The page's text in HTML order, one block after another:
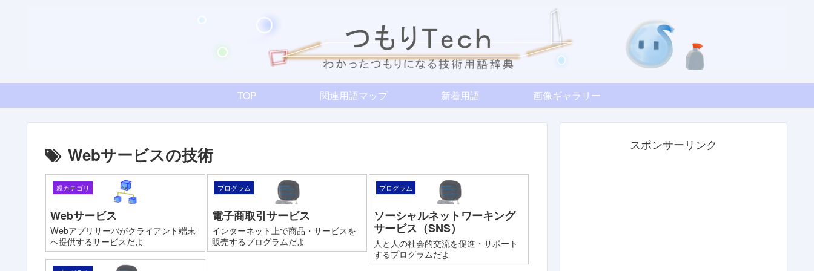
TOP 関連用語マップ 新着用語 画像ギャラリー
Webサービスの技術
親カテゴリ
Webサービス
Webアプリサーバがクライアント端末
へ提供するサービスだよ
プログラム
電子商取引サービス
インターネット上で商品・サービスを
販売するプログラムだよ
プログラム
ソーシャルネットワーキング
サービス（SNS）
人と人の社会的交流を促進・サポート
するプログラムだよ
スポンサーリンク